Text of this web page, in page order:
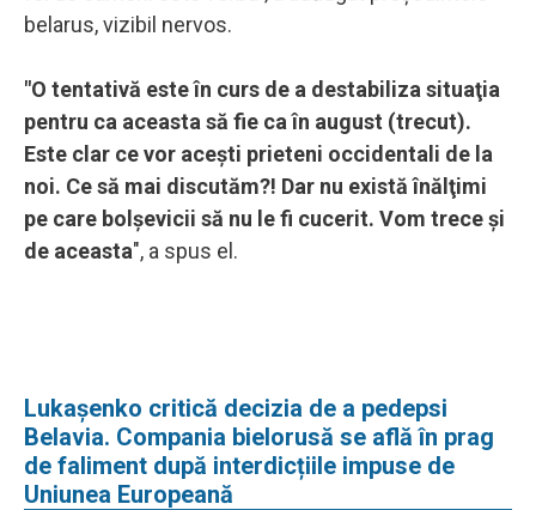
belarus, vizibil nervos.
"O tentativă este în curs de a destabiliza situaţia
pentru ca aceasta să fie ca în august (trecut).
Este clar ce vor aceşti prieteni occidentali de la
noi. Ce să mai discutăm?! Dar nu există înălţimi
pe care bolşevicii să nu le fi cucerit. Vom trece şi
de aceasta", a spus el.
Lukașenko critică decizia de a pedepsi
Belavia. Compania bielorusă se află în prag
de faliment după interdicțiile impuse de
Uniunea Europeană